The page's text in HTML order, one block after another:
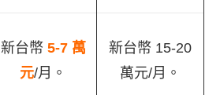
新台幣 5-7 萬
元/月。
新台幣 15-20
萬元/月。